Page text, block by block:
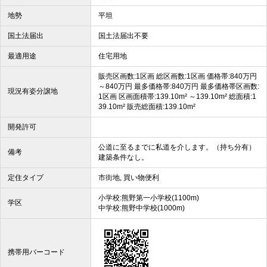
地勢 平坦
国土法届出 国土法届出不要
最適用途 住宅用地
現況有姿分譲地
販売区画数:1区画 総区画数:1区画 価格帯:840万円
～840万円 最多価格帯:840万円 最多価格帯区画数:
1区画 区画面積帯:139.10m² ～139.10m² 総面積:1
39.10m² 販売総面積:139.10m²
開発許可
備考
公道に至るまでに私道を介します。（持ち分有）
建築条件なし。
定住タイプ 市街地, 買い物便利
学区
小学校:熊野第一小学校(1100m)
中学校:熊野中学校(1000m)
携帯用バーコード